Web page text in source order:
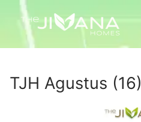
TJH Agustus (16)